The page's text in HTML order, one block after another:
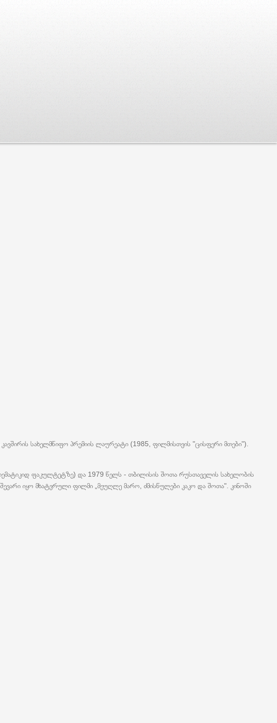
სახელმწიფო პრემიის ლაურეატი (1985, ფილმისთვის "ცისფერი მთები").
ფაკულტეტზე) და 1979 წელს - თბილისის შოთა რუსთაველის სახელობის
იყო მხატვრული ფილმი „მეუღლე მარო, ძმისწულები კაკო და შოთა". კინოში